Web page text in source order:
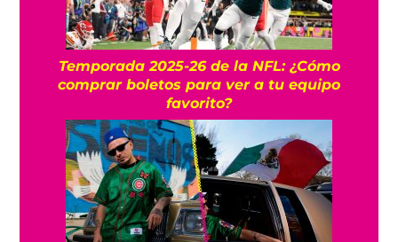
Temporada 2025-26 de la NFL: ¿Cómo
comprar boletos para ver a tu equipo
favorito?